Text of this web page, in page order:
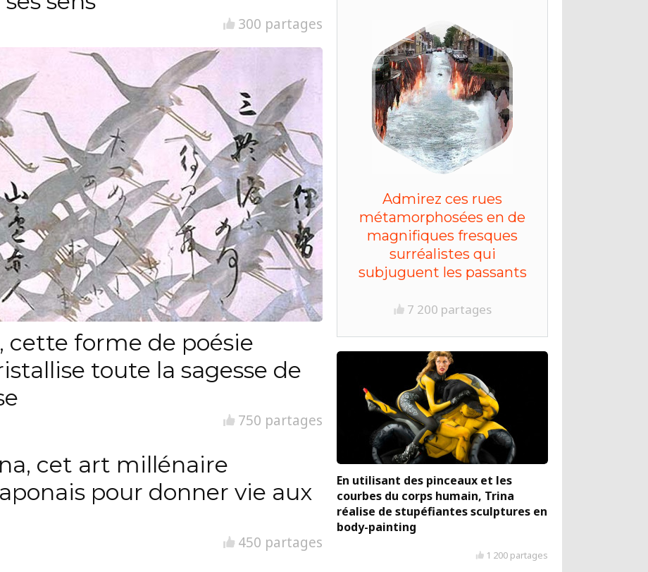
300 partages
cette forme de poésie
toute la sagesse de
750 partages
cet art millénaire
pour donner vie aux
450 partages
Admirez ces rues
métamorphosées en de
magnifiques fresques
surréalistes qui
subjuguent les passants
7 200 partages
En utilisant des pinceaux et les
courbes du corps humain, Trina
réalise de stupéfiantes sculptures en
body-painting
1 200 partages